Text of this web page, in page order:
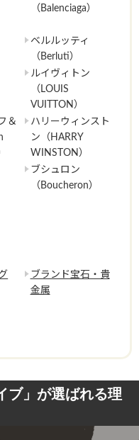
（Balenciaga）
ベルルッティ
（Berluti）
ルイヴィトン
（LOUIS
VUITTON）
＆
ハリーウィンスト
ン（HARRY
WINSTON）
ブシュロン
（Boucheron）
ブランド宝石・貴
金属
ブ」が選ばれる理